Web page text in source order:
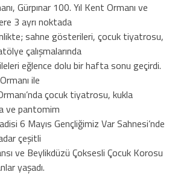
Gürpınar 100. Yıl Kent Ormanı ve
3 ayrı noktada
sahne gösterileri, çocuk tiyatrosu,
çalışmalarında
eğlence dolu bir hafta sonu geçirdi.
ile
çocuk tiyatrosu, kukla
ve pantomim
6 Mayıs Gençliğimiz Var Sahnesi’nde
çeşitli
ve Beylikdüzü Çoksesli Çocuk Korosu
yaşadı.